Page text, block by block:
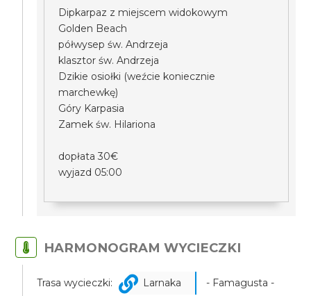
Dipkarpaz z miejscem widokowym
Golden Beach
półwysep św. Andrzeja
klasztor św. Andrzeja
Dzikie osiołki (weźcie koniecznie
marchewkę)
Góry Karpasia
Zamek św. Hilariona
dopłata 30€
wyjazd 05:00
HARMONOGRAM WYCIECZKI
Trasa wycieczki: Larnaka
- Famagusta -